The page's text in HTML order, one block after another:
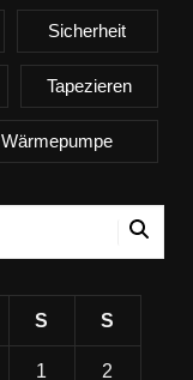
Sicherheit
Tapezieren
Wärmepumpe
S S
1 2